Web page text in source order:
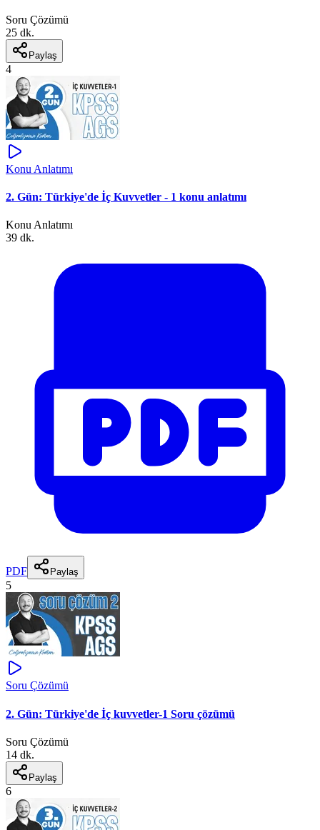
Soru Çözümü
25 dk.
Paylaş
4
Konu Anlatımı
2. Gün: Türkiye'de İç Kuvvetler - 1 konu anlatımı
Konu Anlatımı
39 dk.
PDF Paylaş
5
Soru Çözümü
2. Gün: Türkiye'de İç kuvvetler-1 Soru çözümü
Soru Çözümü
14 dk.
Paylaş
6